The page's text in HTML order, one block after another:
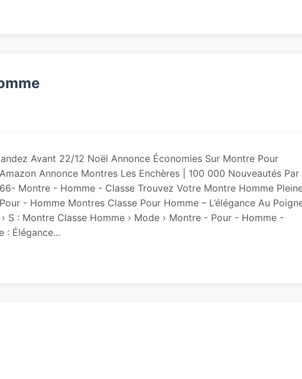
Avant 22/12 Noël Annonce Économies Sur Montre Pour
Annonce Montres Les Enchères | 100 000 Nouveautés Par
Montre - Homme - Classe Trouvez Votre Montre Homme
- Homme Montres Classe Pour Homme – L’élégance Au
S : Montre Classe Homme › Mode › Montre - Pour - Homme -
: Élégance...